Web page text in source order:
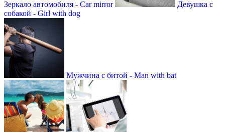
Зеркало автомобиля - Car mirror
Девушка с
собакой - Girl with dog
Мужчина с битой - Man with bat